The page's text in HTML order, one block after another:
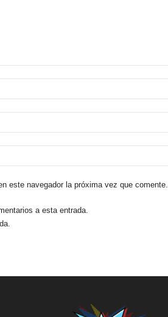
este navegador la próxima vez que comente.
a esta entrada.